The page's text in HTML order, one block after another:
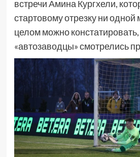
встречи Амина Кургхели,
стартовому отрезку ни
целом можно констатировать,
«автозаводцы» смотрелись